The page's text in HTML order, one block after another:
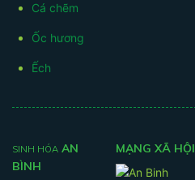
Cá chẽm
Ốc hương
Ếch
SINH HÓA AN
BÌNH
MẠNG XÃ HỘI